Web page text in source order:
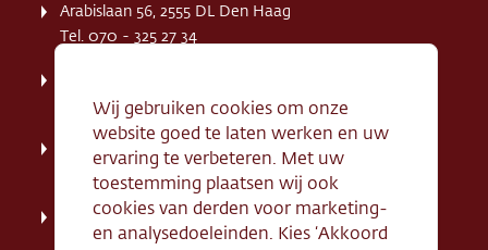
Arabislaan 56, 2555 DL Den Haag
Tel. 070 - 325 27 34
Tel. 070 - 324 94 09
Kerkstraat 71, 2242 HD Wassenaar
Tel. 070 - 517 95 07
Dorpsstraat 134, 2712 AN Zoetermeer
Tel. 079 - 316 78 95
Wij gebruiken cookies om onze
website goed te laten werken en uw
ervaring te verbeteren. Met uw
toestemming plaatsen wij ook
cookies van derden voor marketing-
en analysedoeleinden. Kies ‘Akkoord